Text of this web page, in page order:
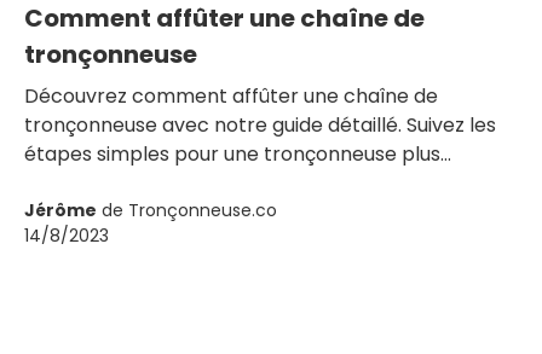
Comment affûter une chaîne de
tronçonneuse
Découvrez comment affûter une chaîne de
tronçonneuse avec notre guide détaillé. Suivez les
étapes simples pour une tronçonneuse plus
Jérôme de Tronçonneuse.co
14/8/2023